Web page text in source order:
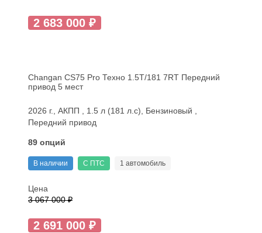
2 683 000 ₽
Changan CS75 Pro Техно 1.5T/181 7RT Передний
привод 5 мест
2026 г., АКПП , 1.5 л (181 л.с), Бензиновый ,
Передний привод
89 опций
В наличии С ПТС 1 автомобиль
Цена
3 067 000 ₽
2 691 000 ₽